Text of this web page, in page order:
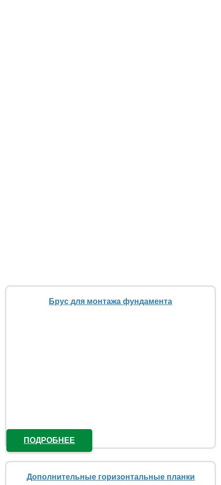
Брус для монтажа фундамента
ПОДРОБНЕЕ
Дополнительные горизонтальные планки